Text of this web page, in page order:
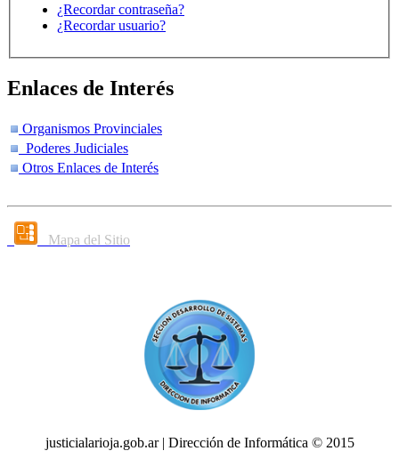
¿Recordar contraseña?
¿Recordar usuario?
Enlaces de Interés
Organismos Provinciales
Poderes Judiciales
Otros Enlaces de Interés
Mapa del Sitio
justicialarioja.gob.ar | Dirección de Informática © 2015